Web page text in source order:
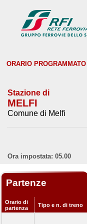
ORARIO
Stazione di
MELFI
Comune di Melfi
Ora impostata: 05.00
Partenze
Orario di
partenza
Tipo e n. di treno